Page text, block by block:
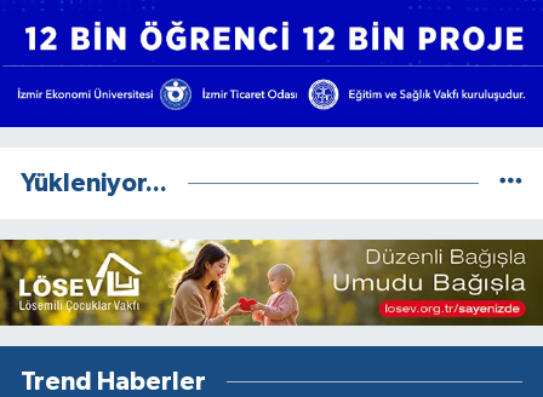
Yükleniyor...
Trend Haberler